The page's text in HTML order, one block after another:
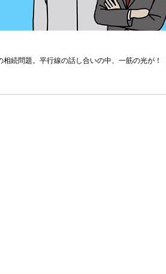
相続問題。平行線の話し合いの中、一筋の光が！